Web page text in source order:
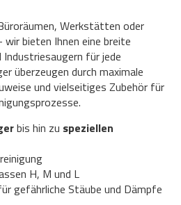
Werkstätten oder
bieten Ihnen eine breite
für jede
überzeugen durch maximale
und vielseitiges Zubehör für
bis hin zu speziellen
H, M und L
gefährliche Stäube und Dämpfe